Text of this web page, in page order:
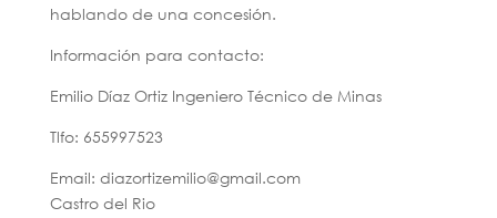
hablando de una concesión.
Información para contacto:
Emilio Díaz Ortiz Ingeniero Técnico de Minas
Tlfo: 655997523
Email: diazortizemilio@gmail.com
Castro del Rio